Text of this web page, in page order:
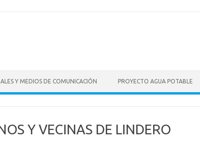
Y MEDIOS DE COMUNICACIÓN PROYECTO AGUA POTABLE
Y VECINAS DE LINDERO